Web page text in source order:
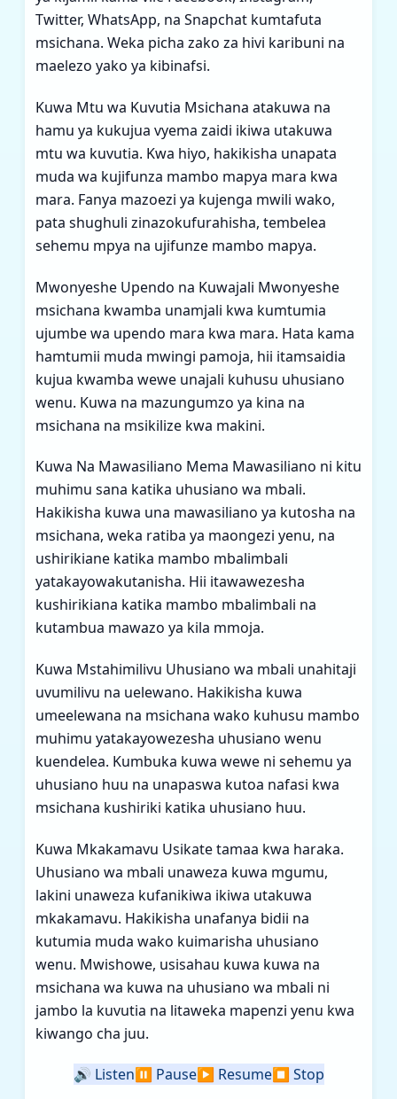
Twitter, WhatsApp, na Snapchat kumtafuta
msichana. Weka picha zako za hivi karibuni na
maelezo yako ya kibinafsi.
Kuwa Mtu wa Kuvutia Msichana atakuwa na
hamu ya kukujua vyema zaidi ikiwa utakuwa
mtu wa kuvutia. Kwa hiyo, hakikisha unapata
muda wa kujifunza mambo mapya mara kwa
mara. Fanya mazoezi ya kujenga mwili wako,
pata shughuli zinazokufurahisha, tembelea
sehemu mpya na ujifunze mambo mapya.
Mwonyeshe Upendo na Kuwajali Mwonyeshe
msichana kwamba unamjali kwa kumtumia
ujumbe wa upendo mara kwa mara. Hata kama
hamtumii muda mwingi pamoja, hii itamsaidia
kujua kwamba wewe unajali kuhusu uhusiano
wenu. Kuwa na mazungumzo ya kina na
msichana na msikilize kwa makini.
Kuwa Na Mawasiliano Mema Mawasiliano ni kitu
muhimu sana katika uhusiano wa mbali.
Hakikisha kuwa una mawasiliano ya kutosha na
msichana, weka ratiba ya maongezi yenu, na
ushirikiane katika mambo mbalimbali
yatakayowakutanisha. Hii itawawezesha
kushirikiana katika mambo mbalimbali na
kutambua mawazo ya kila mmoja.
Kuwa Mstahimilivu Uhusiano wa mbali unahitaji
uvumilivu na uelewano. Hakikisha kuwa
umeelewana na msichana wako kuhusu mambo
muhimu yatakayowezesha uhusiano wenu
kuendelea. Kumbuka kuwa wewe ni sehemu ya
uhusiano huu na unapaswa kutoa nafasi kwa
msichana kushiriki katika uhusiano huu.
Kuwa Mkakamavu Usikate tamaa kwa haraka.
Uhusiano wa mbali unaweza kuwa mgumu,
lakini unaweza kufanikiwa ikiwa utakuwa
mkakamavu. Hakikisha unafanya bidii na
kutumia muda wako kuimarisha uhusiano
wenu. Mwishowe, usisahau kuwa kuwa na
msichana wa kuwa na uhusiano wa mbali ni
jambo la kuvutia na litaweka mapenzi yenu kwa
kiwango cha juu.
🔊 Listen⏸️ Pause▶️ Resume⏹️ Stop